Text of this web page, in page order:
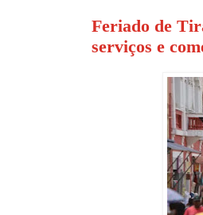
Feriado de
serviços e